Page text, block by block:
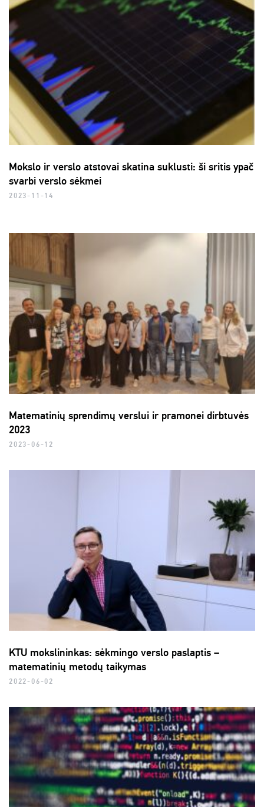
Mokslo ir verslo atstovai skatina suklusti: ši sritis ypač
svarbi verslo sėkmei
2023-11-14
Matematinių sprendimų verslui ir pramonei dirbtuvės
2023
2023-06-12
KTU mokslininkas: sėkmingo verslo paslaptis –
matematinių metodų taikymas
2022-06-02